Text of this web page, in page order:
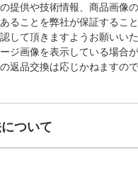
供や技術情報、商品画像の
ることを弊社が保証すること
して頂きますようお願いいた
ジ画像を表示している場合が
品交換は応じかねますの
ついて